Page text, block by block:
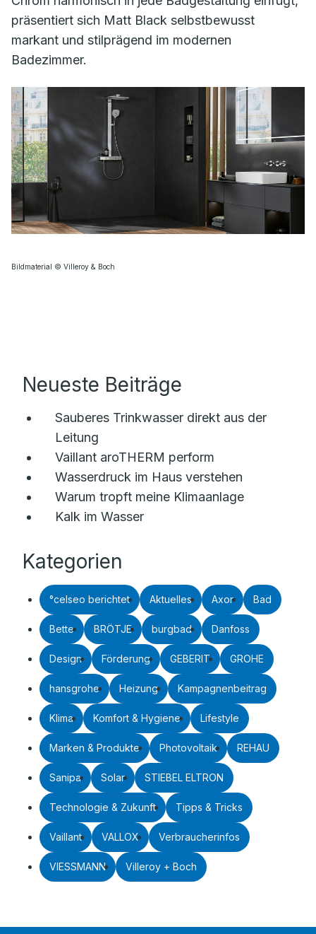
präsentiert sich Matt Black selbstbewusst
markant und stilprägend im modernen
Badezimmer.
Bildmaterial © Villeroy & Boch
Neueste Beiträge
Sauberes Trinkwasser direkt aus der
Leitung
Vaillant aroTHERM perform
Wasserdruck im Haus verstehen
Warum tropft meine Klimaanlage
Kalk im Wasser
Kategorien
°celseo berichtet Aktuelles Axor Bad
Bette BRÖTJE burgbad Danfoss
Design Förderung GEBERIT GROHE
hansgrohe Heizung Kampagnenbeitrag
Klima Komfort & Hygiene Lifestyle
Marken & Produkte Photovoltaik REHAU
Sanipa Solar STIEBEL ELTRON
Technologie & Zukunft Tipps & Tricks
Vaillant VALLOX Verbraucherinfos
VIESSMANN Villeroy + Boch